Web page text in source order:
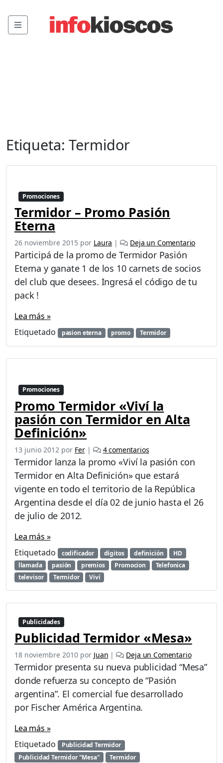
Menu
Etiqueta: Termidor
Promociones
Termidor – Promo Pasión
Eterna
26 noviembre 2015 por Laura | Deja un Comentario
Participá de la promo de Termidor Pasión
Eterna y ganate 1 de los 10 carnets de socios
del club que desees. Ingresá el código de tu
pack !
Lea más »
Etiquetado
pasion eterna promo Termidor
Promociones
Promo Termidor «Viví la
pasión con Termidor en Alta
Definición»
13 junio 2012 por Fer | 4 comentariose
n
P
r
o
m
m
i
d
«
v
í
l
a
p
s
Termidor lanza la promo «Viví la pasión con
Termidor en Alta Definición» que estará
vigente en todo el territorio de la República
Argentina desde el día 02 de junio hasta el 26
de julio de 2012.
Lea más »
Etiquetado
codificador dígitos definición
HD
llamada
pasión premios Promocion
Telefonica
televisor
Termidor Viví
Publicidades
Publicidad Termidor «Mesa»
18 noviembre 2010 por Juan | Deja un Comentario
Termidor presenta su nueva publicidad “Mesa”
donde refuerza su concepto de “Pasión
argentina”. El comercial fue desarrollado
por Fischer América Argentina.
Lea más »
Etiquetado
Publicidad Termidor
Publicidad Termidor "Mesa"
Termidor